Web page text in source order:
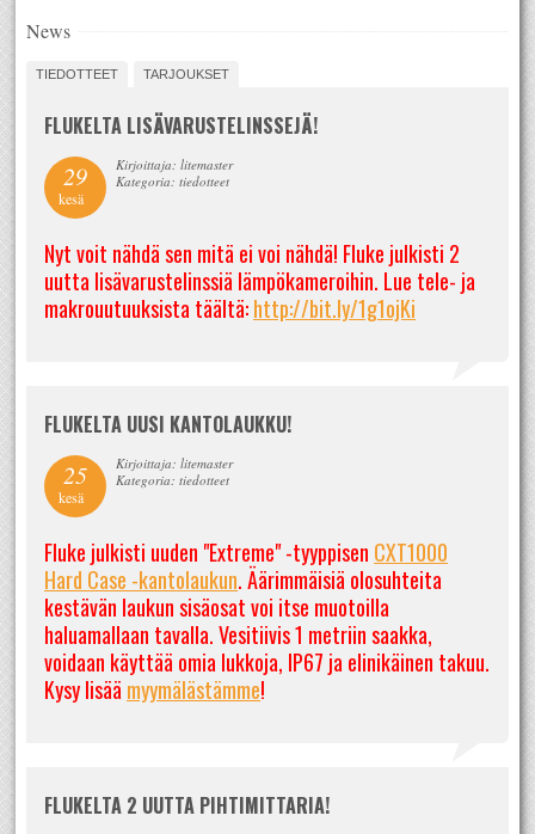
News
TIEDOTTEET TARJOUKSET
FLUKELTA LISÄVARUSTELINSSEJÄ!
29
kesä
Kirjoittaja: litemaster
Kategoria: tiedotteet
Nyt voit nähdä sen mitä ei voi nähdä! Fluke julkisti 2
uutta lisävarustelinssiä lämpökameroihin. Lue tele- ja
makrouutuuksista täältä:http://bit.ly/1g1ojKi
FLUKELTA UUSI KANTOLAUKKU!
25
kesä
Kirjoittaja: litemaster
Kategoria: tiedotteet
Fluke julkisti uuden "Extreme" -tyyppisen CXT1000
Hard Case -kantolaukun. Äärimmäisiä olosuhteita
kestävän laukun sisäosat voi itse muotoilla
haluamallaan tavalla. Vesitiivis 1 metriin saakka,
voidaan käyttää omia lukkoja, IP67 ja elinikäinen takuu.
Kysy lisää myymälästämme!
FLUKELTA 2 UUTTA PIHTIMITTARIA!